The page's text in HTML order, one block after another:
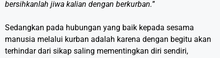
bersihkanlah jiwa kalian dengan berkurban.”
Sedangkan pada hubungan yang baik kepada sesama
manusia melalui kurban adalah karena dengan begitu akan
terhindar dari sikap saling mementingkan diri sendiri,